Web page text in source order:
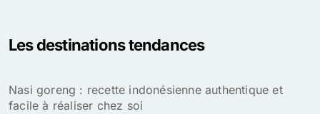
r
e
r
Les destinations tendances
Nasi goreng : recette indonésienne authentique et
facile à réaliser chez soi